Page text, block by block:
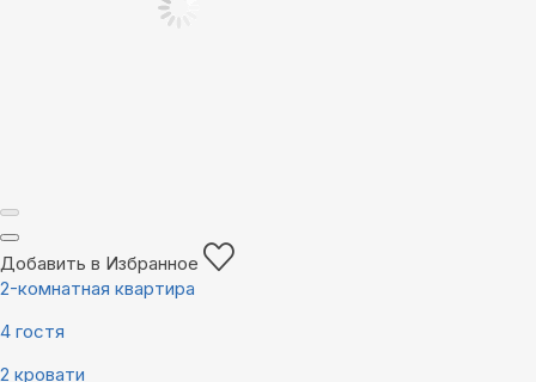
Добавить в Избранное
2-комнатная квартира
4 гостя
2 кровати